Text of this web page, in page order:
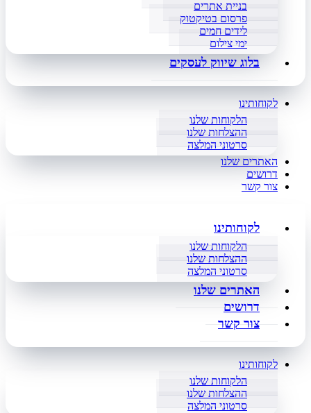
בניית אתרים
פרסום בטיקטוק
לידים חמים
ימי צילום
בלוג שיווק לעסקים
לקוחותינו
הלקוחות שלנו
ההצלחות שלנו
סרטוני המלצה
האתרים שלנו
דרושים
צור קשר
לקוחותינו
הלקוחות שלנו
ההצלחות שלנו
סרטוני המלצה
האתרים שלנו
דרושים
צור קשר
לקוחותינו
הלקוחות שלנו
ההצלחות שלנו
סרטוני המלצה